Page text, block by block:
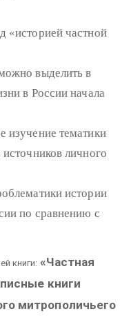
«историей частной
выделить в
в России начала
изучение тематики
личного
истории
по сравнению с
книги: «Частная
книги
митрополичьего